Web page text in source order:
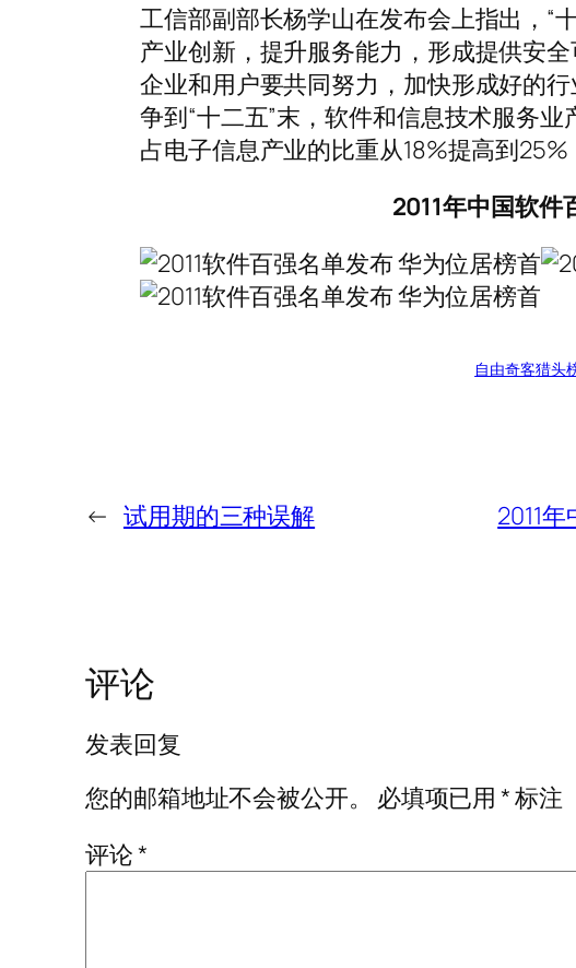
工信部副部长杨学山在发布会上指出，“
产业创新，提升服务能力，形成提供安
企业和用户要共同努力，加快形成好的
争到“十二五”末，软件和信息技术服务业
占电子信息产业的比重从18%提高到
2011年中国软件
自由奇客猎头
← 试用期的三种误解 2011
评论
发表回复
您的邮箱地址不会被公开。
必填项已用*标注
评论*